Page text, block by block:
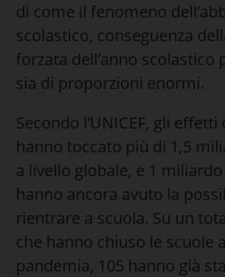
di come il fenomeno
scolastico, conseguenza
forzata dell’anno scolastico
sia di proporzioni enormi.
Secondo l’UNICEF, gli
hanno toccato più di 1,5
a livello globale, e 1
hanno ancora avuto la
rientrare a scuola. Su un
che hanno chiuso le scuole
pandemia, 105 hanno già